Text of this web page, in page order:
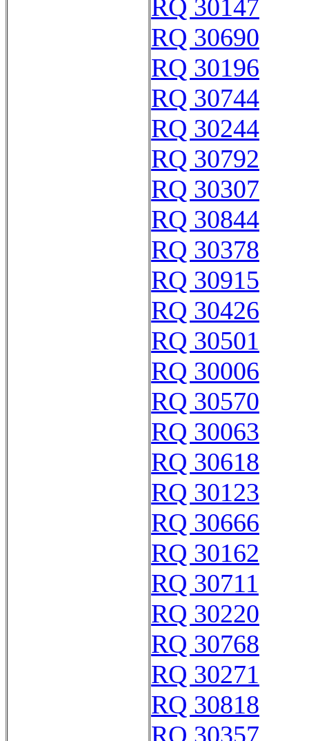
RQ 30147
RQ 30690
RQ 30196
RQ 30744
RQ 30244
RQ 30792
RQ 30307
RQ 30844
RQ 30378
RQ 30915
RQ 30426
RQ 30501
RQ 30006
RQ 30570
RQ 30063
RQ 30618
RQ 30123
RQ 30666
RQ 30162
RQ 30711
RQ 30220
RQ 30768
RQ 30271
RQ 30818
RQ 30357